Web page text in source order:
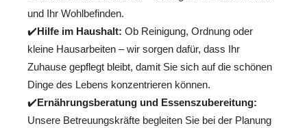
und Ihr Wohlbefinden.
✔️Hilfe im Haushalt: Ob Reinigung, Ordnung oder
kleine Hausarbeiten – wir sorgen dafür, dass Ihr
Zuhause gepflegt bleibt, damit Sie sich auf die schönen
Dinge des Lebens konzentrieren können.
✔️Ernährungsberatung und Essenszubereitung:
Unsere Betreuungskräfte begleiten Sie bei der Planung